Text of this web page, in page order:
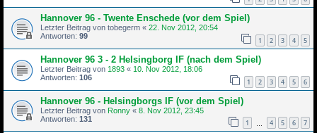
Hannover 96 - Twente Enschede (vor dem Spiel)
Letzter Beitrag von tobegerm « 22. Nov 2012, 20:54
Antworten: 99 1 2 3 4 5
Hannover 96 3 - 2 Helsingborg IF (nach dem Spiel)
Letzter Beitrag von 1893 « 10. Nov 2012, 18:06
Antworten: 106 1 2 3 4 5 6
Hannover 96 - Helsingborgs IF (vor dem Spiel)
Letzter Beitrag von Ronny « 8. Nov 2012, 23:45
Antworten: 131 1 4 5 6 7